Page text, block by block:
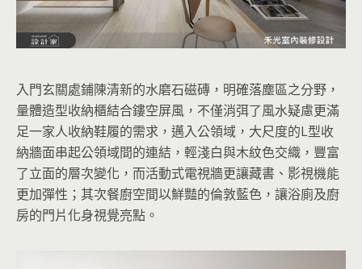
入門玄關處鋪陳清新的水磨石磁磚，明確落塵區之分野，
量體造型收納櫃結合鏤空屏風，不僅消弭了風水疑慮更滿
足一家人收納鞋履的需求，邁入公領域，大尺度的L型收
納牆面串起公領域間的連結，輕淺白與木紋色交織，豐富
了立面的層次變化，而活動式電視牆更讓藏書、影視機能
更加彈性；其次餐廚空間以鮮豔的倫敦藍色，讓浴廁及廚
房的門片化身視覺亮點。